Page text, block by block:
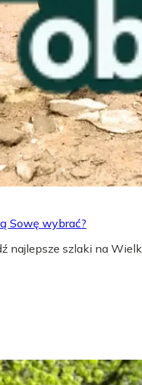
Sowę wybrać?
najlepsze szlaki na